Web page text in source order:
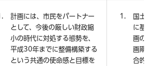
計画には、市民をパートナー
として、今後の厳しい財政縮
小の時代に対処する態勢を、
平成30年までに整備構築する
という共通の使命感と目標を
国土
に基
画の基
画期間
合的か